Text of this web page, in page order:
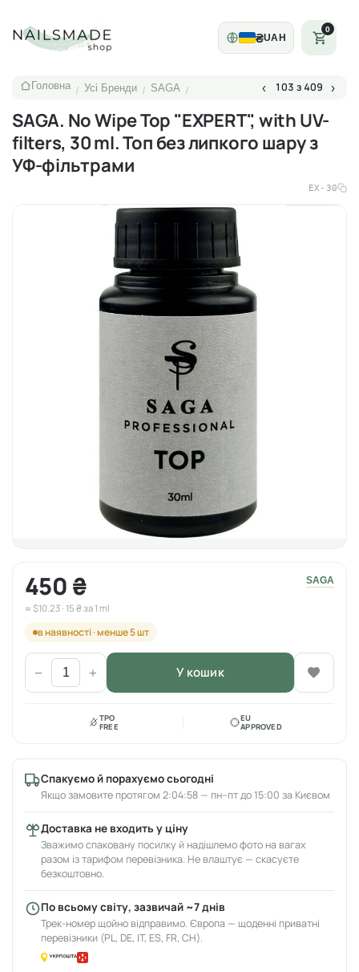
₴UAH
0
Головна / Усі Бренди / SAGA / ‹ 103 з 409 ›
SAGA. No Wipe Top "EXPERT", with UV-
filters, 30 ml. Топ без липкого шару з
УФ-фільтрами
EX-30
450 ₴
≈ $10.23 · 15 ₴ за 1 ml
SAGA
в наявності · менше 5 шт
− + У кошик
TPO
FREE
EU
APPROVED
Спакуємо й порахуємо сьогодні
Якщо замовите протягом 2:04:58 — пн–пт до 15:00 за Києвом
Доставка не входить у ціну
Зважимо спаковану посилку й надішлемо фото на вагах
разом із тарифом перевізника. Не влаштує — скасуєте
безкоштовно.
По всьому світу, зазвичай ~7 днів
Трек-номер щойно відправимо. Європа — щоденні приватні
перевізники (PL, DE, IT, ES, FR, CH).